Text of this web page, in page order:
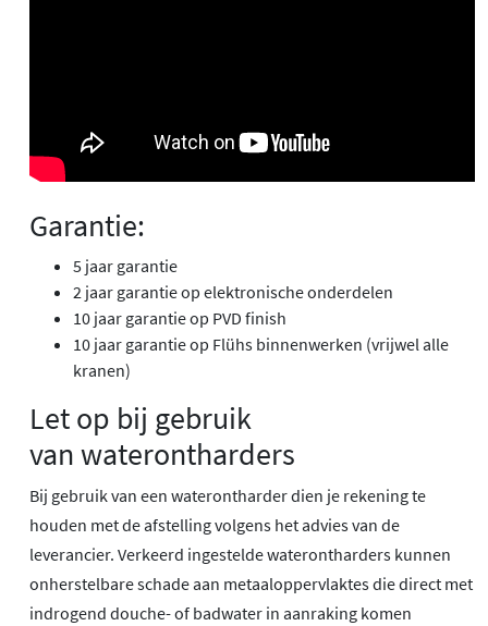
Garantie:
5 jaar garantie
2 jaar garantie op elektronische onderdelen
10 jaar garantie op PVD finish
10 jaar garantie op Flühs binnenwerken (vrijwel alle
kranen)
Let op bij gebruik
van waterontharders
Bij gebruik van een waterontharder dien je rekening te
houden met de afstelling volgens het advies van de
leverancier. Verkeerd ingestelde waterontharders kunnen
onherstelbare schade aan metaaloppervlaktes die direct met
indrogend douche- of badwater in aanraking komen